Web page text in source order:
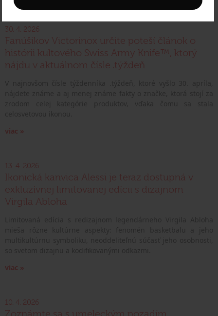
30. 4. 2026
Fanúšikov Victorinox určite poteší článok o
histórii kultového Swiss Army Knife™, ktorý
nájdu v aktuálnom čísle .týždeň
viac »
13. 4. 2026
Ikonická kanvica Alessi je teraz dostupná v
exkluzívnej limitovanej edícii s dizajnom
Virgila Abloha
viac »
10. 4. 2026
Zoznámte sa s umeleckým pozadím